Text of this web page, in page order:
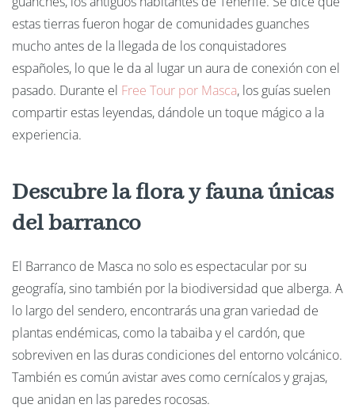
estas tierras fueron hogar de comunidades guanches
mucho antes de la llegada de los conquistadores
españoles, lo que le da al lugar un aura de conexión con el
pasado. Durante el Free Tour por Masca, los guías suelen
compartir estas leyendas, dándole un toque mágico a la
experiencia.
Descubre la flora y fauna únicas
del barranco
El Barranco de Masca no solo es espectacular por su
geografía, sino también por la biodiversidad que alberga. A
lo largo del sendero, encontrarás una gran variedad de
plantas endémicas, como la tabaiba y el cardón, que
sobreviven en las duras condiciones del entorno volcánico.
También es común avistar aves como cernícalos y grajas,
que anidan en las paredes rocosas.